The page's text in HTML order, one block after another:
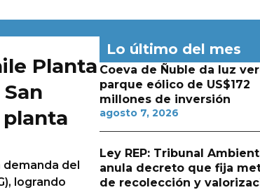
Planta
demanda del
logrando
Lo último del mes
Coeva de Ñuble da luz
parque eólico de US$172
millones de inversión
agosto 7, 2026
Ley REP: Tribunal
anula decreto que fija
de recolección y